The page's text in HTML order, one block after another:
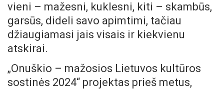
vieni – mažesni, kuklesni, kiti – skambūs,
garsūs, dideli savo apimtimi, tačiau
džiaugiamasi jais visais ir kiekvienu
atskirai.
„Onuškio – mažosios Lietuvos kultūros
sostinės 2024“ projektas prieš metus,